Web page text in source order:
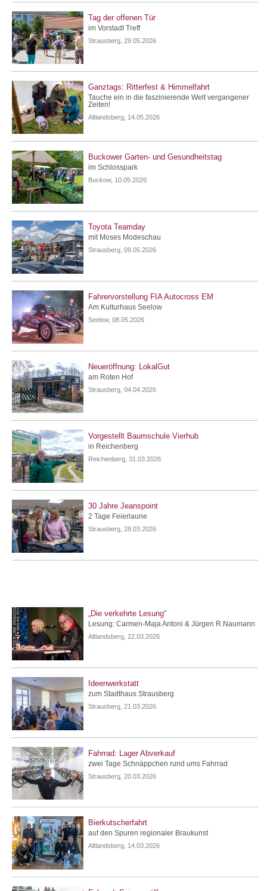
Tag der offenen Tür
im Vorstadt Treff
Strausberg, 29.05.2026
Ganztags: Ritterfest & Himmelfahrt
Tauche ein in die faszinierende Welt vergangener
Zeiten!
Altlandsberg, 14.05.2026
Buckower Garten- und Gesundheitstag
im Schlosspark
Buckow, 10.05.2026
Toyota Teamday
mit Moses Modeschau
Strausberg, 09.05.2026
Fahrervorstellung FIA Autocross EM
Am Kulturhaus Seelow
Seelow, 08.05.2026
Neueröffnung: LokalGut
am Roten Hof
Strausberg, 04.04.2026
Vorgestellt Baumschule Vierhub
in Reichenberg
Reichenberg, 31.03.2026
30 Jahre Jeanspoint
2 Tage Feierlaune
Strausberg, 28.03.2026
„Die verkehrte Lesung“
Lesung: Carmen-Maja Antoni & Jürgen R.Naumann
Altlandsberg, 22.03.2026
Ideenwerkstatt
zum Stadthaus Strausberg
Strausberg, 21.03.2026
Fahrrad: Lager Abverkauf
zwei Tage Schnäppchen rund ums Fahrrad
Strausberg, 20.03.2026
Bierkutscherfahrt
auf den Spuren regionaler Braukunst
Altlandsberg, 14.03.2026